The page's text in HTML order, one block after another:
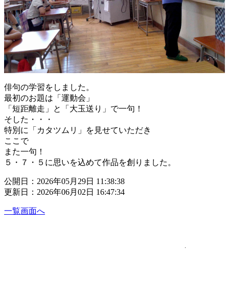
俳句の学習をしました。
最初のお題は「運動会」
「短距離走」と「大玉送り」で一句！
そした・・・
特別に「カタツムリ」を見せていただき
ここで
また一句！
５・７・５に思いを込めて作品を創りました。
公開日：2026年05月29日 11:38:38
更新日：2026年06月02日 16:47:34
一覧画面へ